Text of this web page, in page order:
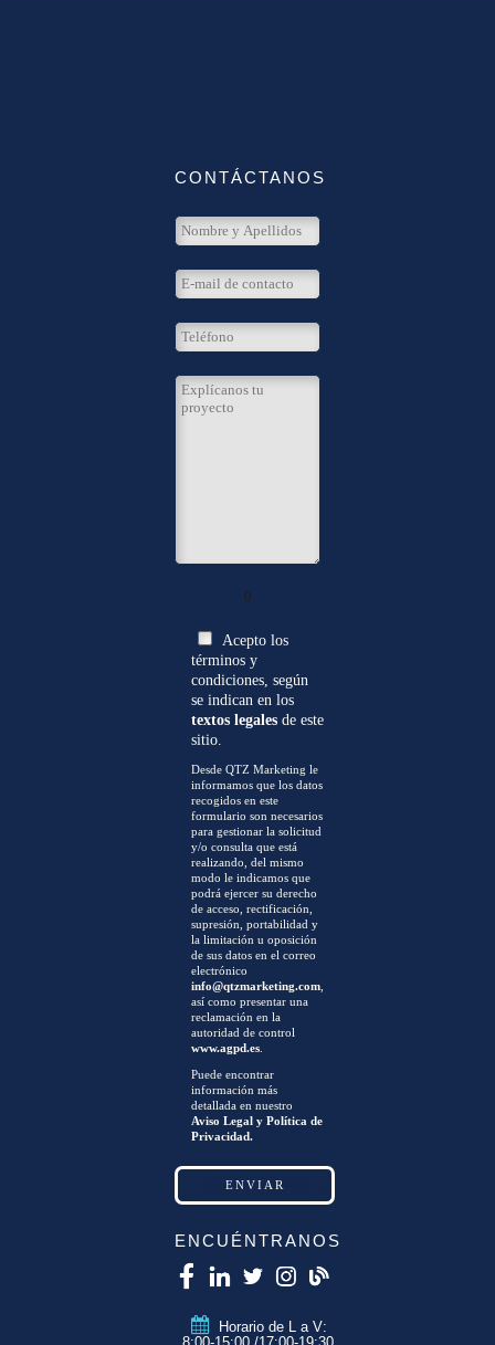
CONTÁCTANOS
0
Acepto los
términos y
condiciones, según
se indican en los
textos legales de este
sitio.
Desde QTZ Marketing le
informamos que los datos
recogidos en este
formulario son necesarios
para gestionar la solicitud
y/o consulta que está
realizando, del mismo
modo le indicamos que
podrá ejercer su derecho
de acceso, rectificación,
supresión, portabilidad y
la limitación u oposición
de sus datos en el correo
electrónico
info@qtzmarketing.com
así como presentar una
reclamación en la
autoridad de control
www.agpd.es
Puede encontrar
información más
detallada en nuestro
Aviso Legal y Política de
Privacidad.
ENCUÉNTRANOS
Horario de L a V: